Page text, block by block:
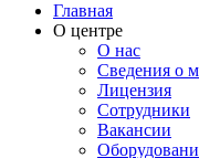
Главная
О центре
О нас
Сведения о
Лицензия
Сотрудники
Вакансии